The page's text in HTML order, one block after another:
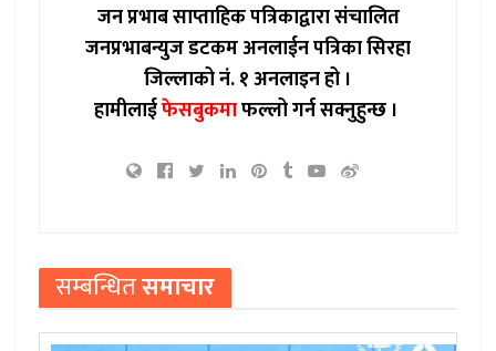
जन प्रभाब साप्ताहिक पत्रिकाद्वारा संचालित
जनप्रभाबन्युज डटकम अनलाईन पत्रिका सिरहा
जिल्लाको नं. १ अनलाइन हो ।
हामीलाईफेसबुकमाफल्लो गर्न सक्नुहुन्छ ।
सम्बन्धितसमाचार